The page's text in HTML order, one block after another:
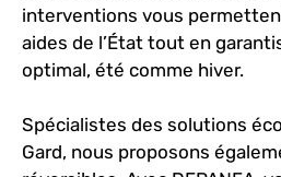
interventions vous
aides de l’État tout en
optimal, été comme hiver.
Spécialistes des solutions
Gard, nous proposons